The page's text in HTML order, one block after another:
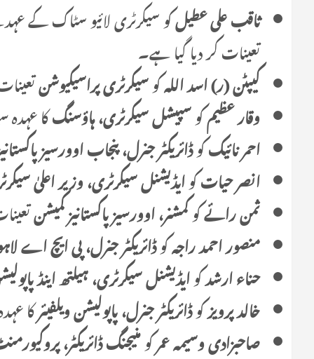
ثاقب علی عطیلکو سیکرٹری لائیو سٹاک کے
تعینات کر دیا گیا ہے۔
کیپٹن (ر) اسد اللہکوسیکرٹری پراسیکیوشن
وقار عظیمکوسپیشل سیکرٹری، ہاؤسنگکا عہدہ
احمر نائیککوڈائریکٹر جنرل، پنجاب اوورسیز
انصر حیاتکوایڈیشنل سیکرٹری، وزیر اعلیٰ
ثمن رائےکوکمشنر، اوورسیز پاکستانیز کمیشن
منصور احمد راجہکوڈائریکٹر جنرل، پی ایچ اے
حناء ارشدکوایڈیشنل سیکرٹری، ہیلتھ اینڈ
خالد پرویزکوڈائریکٹر جنرل، پاپولیشن ویلفیئرکا
صاحبزادی وسیمہ عمرکومنیجنگ ڈائریکٹر،